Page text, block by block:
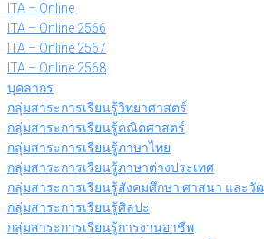
ITA – Online
ITA – Online 2566
ITA – Online 2567
ITA – Online 2568
บุคลากร
กลุ่มสาระการเรียนรู้วิทยาศาสตร์
กลุ่มสาระการเรียนรู้คณิตศาสตร์
กลุ่มสาระการเรียนรู้ภาษาไทย
กลุ่มสาระการเรียนรู้ภาษาต่างประเทศ
กลุ่มสาระการเรียนรู้สังคมศึกษา ศาสนา และวั
กลุ่มสาระการเรียนรู้ศิลปะ
กลุ่มสาระการเรียนรู้การงานอาชีพ